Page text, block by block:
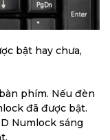
bật hay chưa,
phím. Nếu đèn
đã được bật.
Numlock sáng